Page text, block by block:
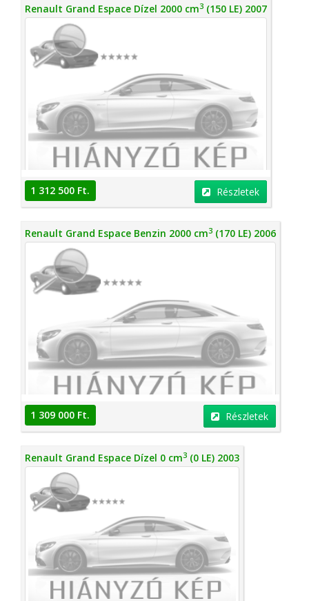
Renault Grand Espace Dízel 2000 cm3 (150 LE) 2007
1 312 500 Ft. Részletek
Renault Grand Espace Benzin 2000 cm3 (170 LE) 2006
1 309 000 Ft. Részletek
Renault Grand Espace Dízel 0 cm3 (0 LE) 2003